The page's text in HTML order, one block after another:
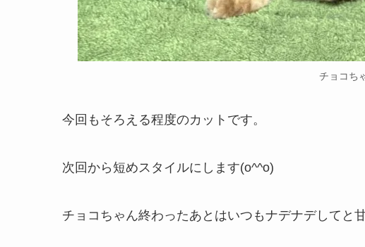
チョコち
今回もそろえる程度のカットです。
次回から短めスタイルにします(o^^o)
チョコちゃん終わったあとはいつもナデナデしてと